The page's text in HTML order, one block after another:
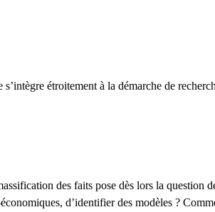
étroitement à la démarche de
des faits pose dès lors la question
d’identifier des modèles ?